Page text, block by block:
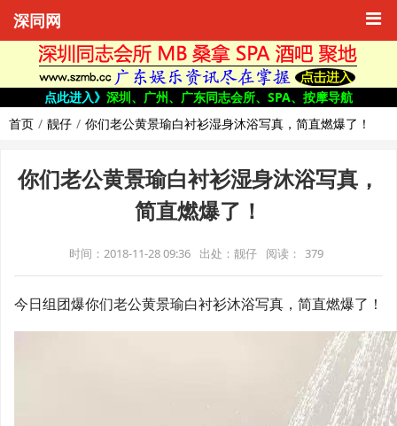
深同网
点此进入》 深圳、广州、广东同志会所、SPA、按摩导航
首页
靓仔 你们老公黄景瑜白衬衫湿身沐浴写真，简直燃爆了！
你们老公黄景瑜白衬衫湿身沐浴写真，
简直燃爆了！
时间：2018-11-28 09:36 出处：靓仔 阅读： 379
今日组团爆你们老公黄景瑜白衬衫沐浴写真，简直燃爆了！